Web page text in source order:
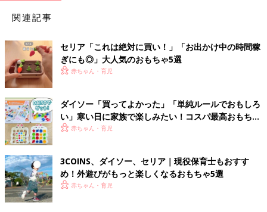
関連記事
セリア「これは絶対に買い！」「お出かけ中の時間稼
ぎにも◎」大人気のおもちゃ5選
赤ちゃん・育児
ダイソー「買ってよかった」「単純ルールでおもしろ
い」寒い日に家族で楽しみたい！コスパ最高おもちゃ
4選赤ちゃん・育児
3COINS、ダイソー、セリア｜現役保育士もおすす
め！外遊びがもっと楽しくなるおもちゃ5選
赤ちゃん・育児